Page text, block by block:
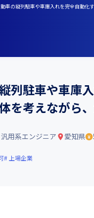
車の縦列駐車や車庫入れを完全自動
列駐車や車庫
を考えながら
用系エンジニア 愛知県
上場企業